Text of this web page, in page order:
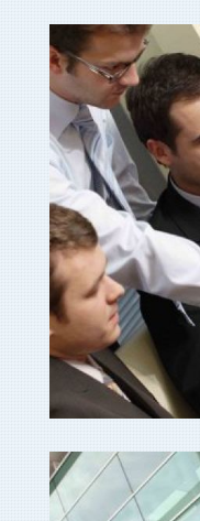
cuenca